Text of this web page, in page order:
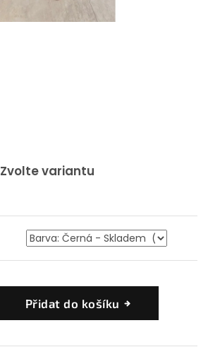
Zvolte variantu
Přidat do košíku